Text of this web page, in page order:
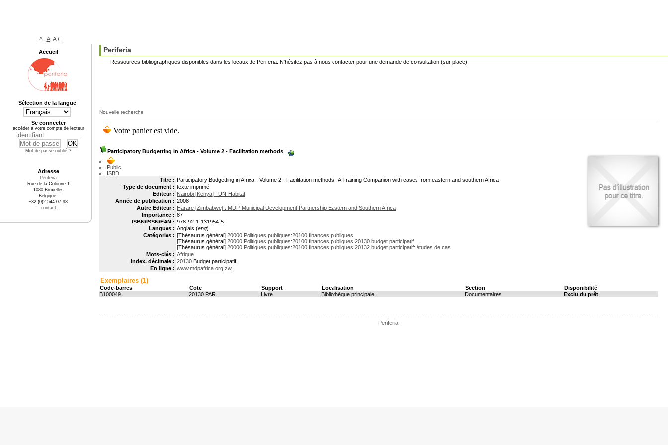
Nouvelle recherche
Participatory Budgetting in Africa - Volume 2 - Facilitation methods
Public
ISBD
Titre : Participatory Budgetting in Africa - Volume 2 - Facilitation methods : A Training Companion with cases from eastern and southern Africa
Type de document : texte imprimé
Editeur : Nairobi [Kenya] : UN-Habitat
Année de publication : 2008
Autre Editeur : Harare [Zimbabwe] : MDP-Municipal Development Partnership Eastern and Southern Africa
Importance : 87
ISBN/ISSN/EAN : 978-92-1-131954-5
Langues : Anglais (eng)
Catégories : [Thésaurus général] 20000 Politiques publiques:20100 finances publiques
[Thésaurus général] 20000 Politiques publiques:20100 finances publiques:20130 budget participatif
[Thésaurus général] 20000 Politiques publiques:20100 finances publiques:20132 budget participatif: études de cas
Mots-clés : Afrique
Index. décimale : 20130 Budget participatif
En ligne : www.mdpafrica.org.zw
Exemplaires (1)
Code-barres Cote Support Localisation Section
Disponibilité
B100049
20130 PAR Livre Bibliothèque principale Documentaires Exclu du prêt
Periferia
Periferia
Ressources bibliographiques disponibles dans les locaux de Periferia. N'hésitez pas à nous contacter pour une demande de consultation (sur place).
A- A A+
Accueil
Sélection de la langue
Se connecter
accéder à votre compte de lecteur
Mot de passe oublié ?
Adresse
Periferia
Rue de la Colonne 1
1080 Bruxelles
Belgique
+32 (0)2 544 07 93
contact